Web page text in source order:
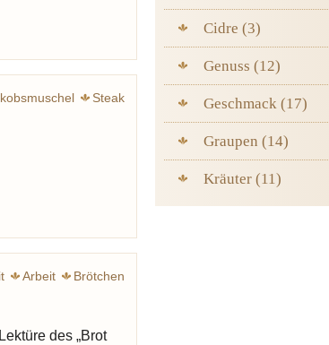
Steak
Arbeit Brötchen
des „Brot
Cidre (3)
Genuss (12)
Geschmack (17)
Graupen (14)
Kräuter (11)